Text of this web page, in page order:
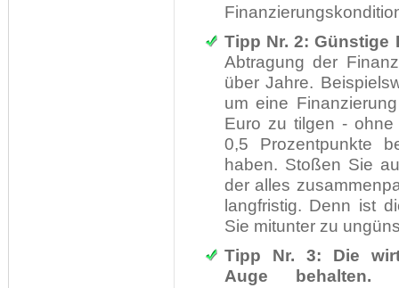
Tipp Nr. 2:
Abtragung der
über Jahre.
um eine
Euro zu tilgen -
0,5 Prozentpunkte
haben. Stoßen Sie
der alles
langfristig. Denn ist
Sie mitunter zu
Tipp Nr. 3: Die
Auge behalten.